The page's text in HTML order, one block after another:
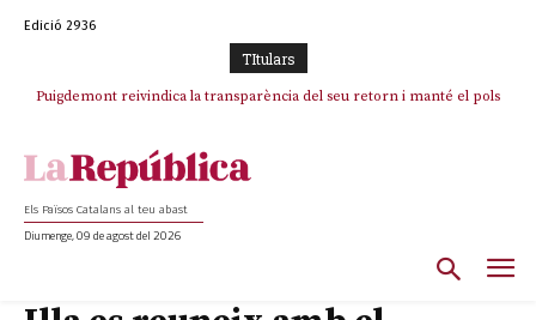
Edició 2936
TItulars
Puigdemont reivindica la transparència del seu retorn i manté el pols
Els Països Catalans al teu abast
Diumenge, 09 de agost del 2026